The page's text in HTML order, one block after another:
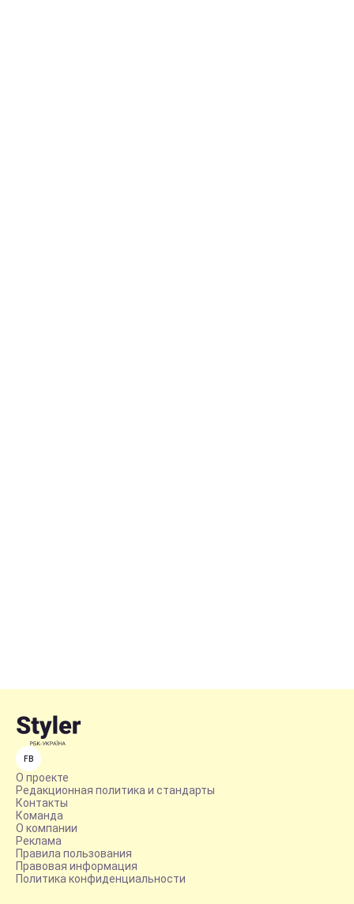
FB
О проекте
Редакционная политика и стандарты
Контакты
Команда
О компании
Реклама
Правила пользования
Правовая информация
Политика конфиденциальности